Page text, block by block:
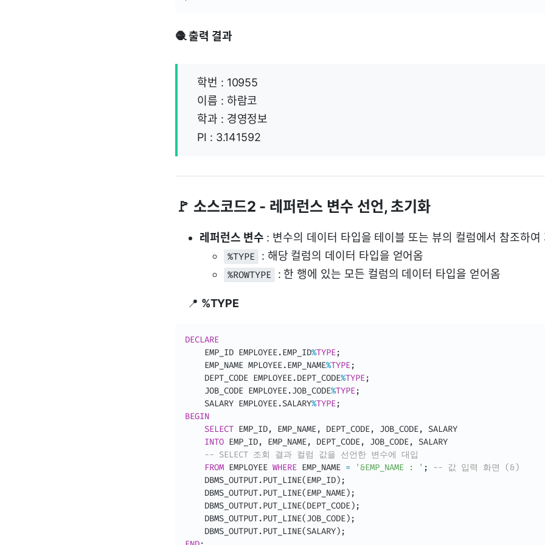
🧶 출력 결과
학번 : 10955
이름 : 하람코
학과 : 경영정보
PI : 3.141592
🚩 소스코드2 - 레퍼런스 변수 선언, 초기화
레퍼런스 변수 : 변수의 데이터 타입을 테이블 또는 뷰의 컬럼에서 참조하여
%TYPE : 해당 컬럼의 데이터 타입을 얻어옴
%ROWTYPE : 한 행에 있는 모든 컬럼의 데이터 타입을 얻어옴
📍 %TYPE
DECLARE
    EMP_ID EMPLOYEE
.EMP_ID%TYPE;
    EMP_NAME MPLOYEE
.EMP_NAME%TYPE;
    DEPT_CODE EMPLOYEE
.DEPT_CODE%TYPE;
    JOB_CODE EMPLOYEE
.JOB_CODE%TYPE;
    SALARY EMPLOYEE
.SALARY%TYPE;
BEGIN
SELECT EMP_ID, EMP_NAME, DEPT_CODE, JOB_CODE, SALARY
INTO EMP_ID, EMP_NAME, DEPT_CODE, JOB_CODE, SALARY
-- SELECT 조회 결과 컬럼 값을 선언한 변수에 대입
FROM EMPLOYEE WHERE EMP_NAME = '&EMP_NAME : ' ;
-- 값 입력 화면 (&)
    DBMS_OUTPUT
.PUT_LINE(EMP_ID) ;
    DBMS_OUTPUT
.PUT_LINE(EMP_NAME) ;
    DBMS_OUTPUT
.PUT_LINE(DEPT_CODE) ;
    DBMS_OUTPUT
.PUT_LINE(JOB_CODE) ;
    DBMS_OUTPUT
.PUT_LINE(SALARY) ;